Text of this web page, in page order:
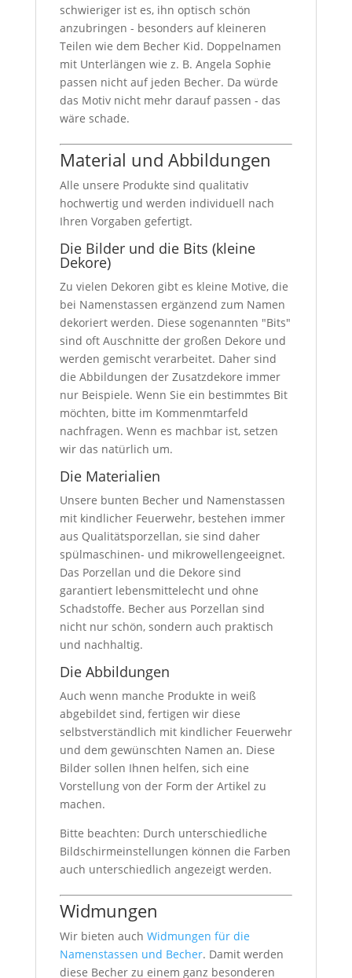
schwieriger ist es, ihn optisch schön
anzubringen - besonders auf kleineren
Teilen wie dem Becher Kid. Doppelnamen
mit Unterlängen wie z. B. Angela Sophie
passen nicht auf jeden Becher. Da würde
das Motiv nicht mehr darauf passen - das
wäre schade.
Material und Abbildungen
Alle unsere Produkte sind qualitativ
hochwertig und werden individuell nach
Ihren Vorgaben gefertigt.
Die Bilder und die Bits (kleine
Dekore)
Zu vielen Dekoren gibt es kleine Motive, die
bei Namenstassen ergänzend zum Namen
dekoriert werden. Diese sogenannten "Bits"
sind oft Auschnitte der großen Dekore und
werden gemischt verarbeitet. Daher sind
die Abbildungen der Zusatzdekore immer
nur Beispiele. Wenn Sie ein bestimmtes Bit
möchten, bitte im Kommenmtarfeld
nachfragen. Wenn es machbar ist, setzen
wir das natürlich um.
Die Materialien
Unsere bunten Becher und Namenstassen
mit kindlicher Feuerwehr, bestehen immer
aus Qualitätsporzellan, sie sind daher
spülmaschinen- und mikrowellengeeignet.
Das Porzellan und die Dekore sind
garantiert lebensmittelecht und ohne
Schadstoffe. Becher aus Porzellan sind
nicht nur schön, sondern auch praktisch
und nachhaltig.
Die Abbildungen
Auch wenn manche Produkte in weiß
abgebildet sind, fertigen wir diese
selbstverständlich mit kindlicher Feuerwehr
und dem gewünschten Namen an. Diese
Bilder sollen Ihnen helfen, sich eine
Vorstellung von der Form der Artikel zu
machen.
Bitte beachten: Durch unterschiedliche
Bildschirmeinstellungen können die Farben
auch unterschiedlich angezeigt werden.
Widmungen
Wir bieten auch Widmungen für die
Namenstassen und Becher. Damit werden
diese Becher zu einem ganz besonderen